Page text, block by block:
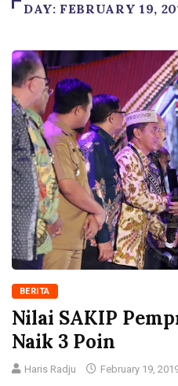
DAY: FEBRUARY 19,
BERITA
Nilai SAKIP
Naik 3 Poin
Haris Radju February 19,